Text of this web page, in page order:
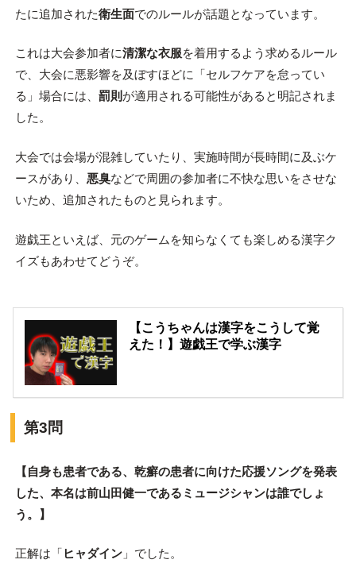
たに追加された衛生面でのルールが話題となっています。
これは大会参加者に清潔な衣服を着用するよう求めるルール
で、大会に悪影響を及ぼすほどに「セルフケアを怠ってい
る」場合には、 罰則 が適用される可能性があると明記されま
した。
大会では会場が混雑していたり、実施時間が長時間に及ぶケ
ースがあり、 悪臭などで周囲の参加者に不快な思いをさせな
いため、追加されたものと見られます。
遊戯王といえば、元のゲームを知らなくても楽しめる漢字ク
イズもあわせてどうぞ。
【こうちゃんは漢字をこうして覚
えた！】遊戯王で学ぶ漢字
第3問
【自身も患者である、乾癬の患者に向けた応援ソングを発表
した、本名は前山田健一であるミュージシャンは誰でしょ
う。】
正解は「 ヒャダイン」でした。